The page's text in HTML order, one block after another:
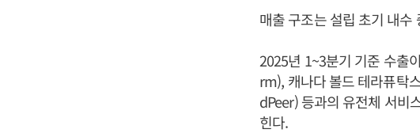
매출 구조는 설립 초기 내수
2025년 1~3분기 기준 수출
rm), 캐나다 볼드 테라퓨탁
dPeer) 등과의 유전체 서비
힌다.